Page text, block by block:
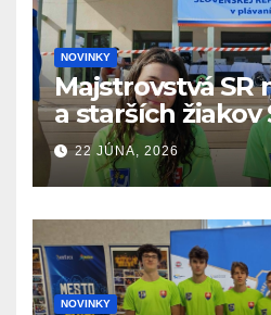
NOVINKY
Majstrovstvá SR
a starších žiakov
19.6. – 21.6.2026
22 JÚNA, 2026
NOVINKY